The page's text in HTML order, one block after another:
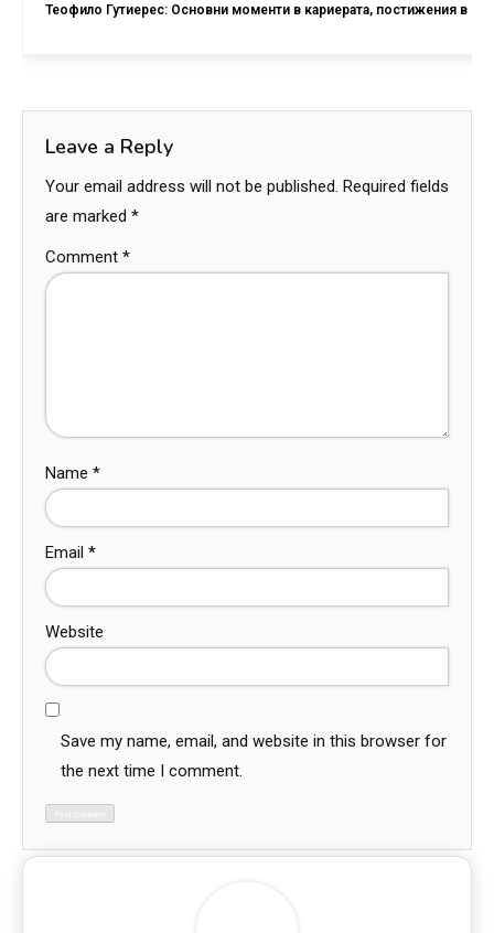
Теофило Гутиерес: Основни моменти в кариерата, постижения в
Leave a Reply
Your email address will not be published. Required fields
are marked *
Comment *
Name *
Email *
Website
Save my name, email, and website in this browser for
the next time I comment.